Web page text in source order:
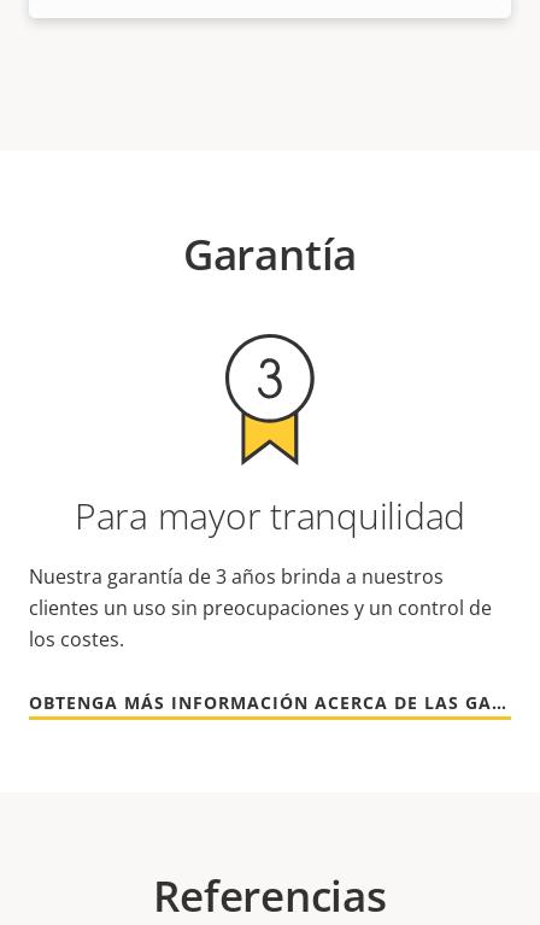
Garantía
Para mayor tranquilidad
Nuestra garantía de 3 años brinda a nuestros
clientes un uso sin preocupaciones y un control de
los costes.
OBTENGA MÁS INFORMACIÓN ACERCA DE LAS GARANTÍAS DE AXIS
Referencias